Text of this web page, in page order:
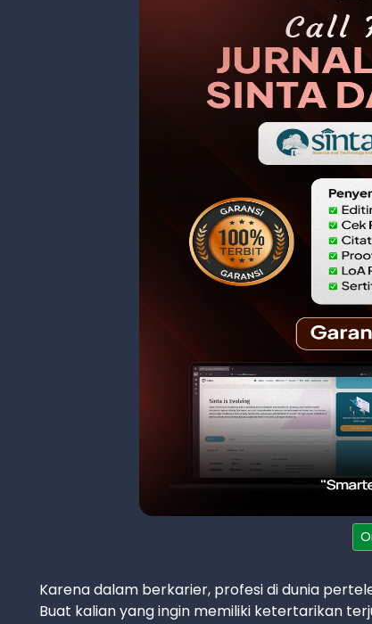
Karena dalam berkarier, profesi di dunia
Buat kalian yang ingin memiliki ketertarikan